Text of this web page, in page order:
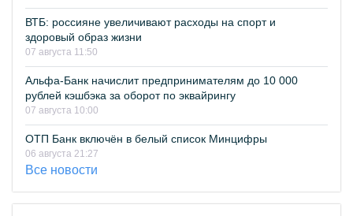
ВТБ: россияне увеличивают расходы на спорт и
здоровый образ жизни
07 августа 11:50
Альфа-Банк начислит предпринимателям до 10 000
рублей кэшбэка за оборот по эквайрингу
07 августа 10:00
ОТП Банк включён в белый список Минцифры
06 августа 21:27
Все новости